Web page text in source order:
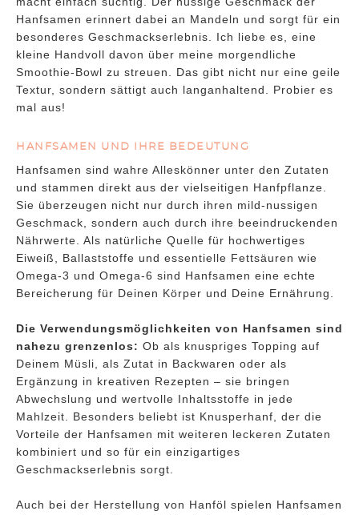
Hanfsamen erinnert dabei an Mandeln und sorgt für ein
besonderes Geschmackserlebnis. Ich liebe es, eine
kleine Handvoll davon über meine morgendliche
Smoothie-Bowl zu streuen. Das gibt nicht nur eine geile
Textur, sondern sättigt auch langanhaltend. Probier es
mal aus!
HANFSAMEN UND IHRE BEDEUTUNG
Hanfsamen sind wahre Alleskönner unter den Zutaten
und stammen direkt aus der vielseitigen Hanfpflanze.
Sie überzeugen nicht nur durch ihren mild-nussigen
Geschmack, sondern auch durch ihre beeindruckenden
Nährwerte. Als natürliche Quelle für hochwertiges
Eiweiß, Ballaststoffe und essentielle Fettsäuren wie
Omega-3 und Omega-6 sind Hanfsamen eine echte
Bereicherung für Deinen Körper und Deine Ernährung.
Die Verwendungsmöglichkeiten von Hanfsamen sind
nahezu grenzenlos: Ob als knuspriges Topping auf
Deinem Müsli, als Zutat in Backwaren oder als
Ergänzung in kreativen Rezepten – sie bringen
Abwechslung und wertvolle Inhaltsstoffe in jede
Mahlzeit. Besonders beliebt ist Knusperhanf, der die
Vorteile der Hanfsamen mit weiteren leckeren Zutaten
kombiniert und so für ein einzigartiges
Geschmackserlebnis sorgt.
Auch bei der Herstellung von Hanföl spielen Hanfsamen